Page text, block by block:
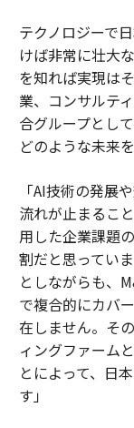
テクノロジーで
けば非常に壮大
を知れば実現は
業、コンサルテ
合グループとし
どのような未来
「AI技術の発展
流れが止まるこ
用した企業課題
割だと思ってい
としながらも、
で複合的にカバ
在しません。そ
ィングファーム
とによって、日
す」